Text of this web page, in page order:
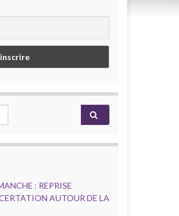
: REPRISE
AUTOUR DE LA